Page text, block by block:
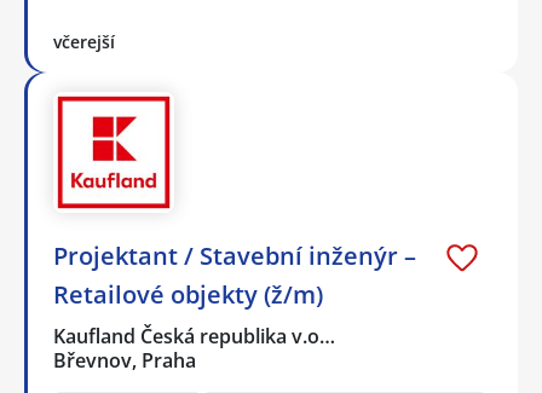
včerejší
Projektant / Stavební inženýr –
Retailové objekty (ž/m)
Kaufland Česká republika v.o…
Břevnov, Praha